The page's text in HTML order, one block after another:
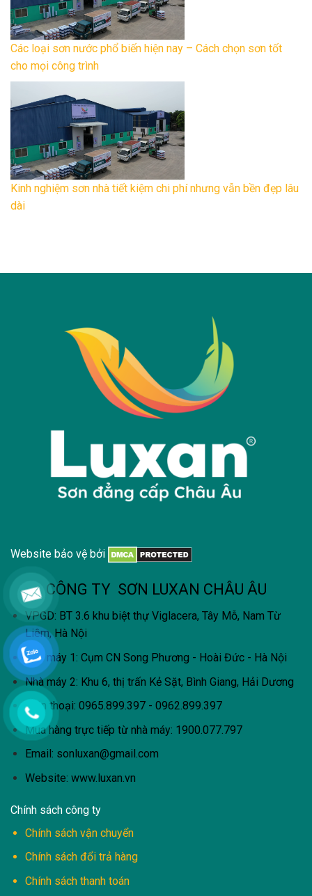
Các loại sơn nước phổ biến hiện nay – Cách chọn sơn tốt
cho mọi công trình
Kinh nghiệm sơn nhà tiết kiệm chi phí nhưng vẫn bền đẹp lâu
dài
Website bảo vệ bởi
CÔNG TY SƠN LUXAN CHÂU ÂU
VPGD: BT 3.6 khu biệt thự Viglacera, Tây Mỗ, Nam Từ
Liêm, Hà Nội
Nhà máy 1: Cụm CN Song Phương - Hoài Đức - Hà Nội
Nhà máy 2: Khu 6, thị trấn Kẻ Sặt, Bình Giang, Hải Dương
Điện thoại: 0965.899.397 - 0962.899.397
Mua hàng trực tiếp từ nhà máy: 1900.077.797
Email: sonluxan@gmail.com
Website: www.luxan.vn
Chính sách công ty
Chính sách vận chuyển
Chính sách đổi trả hàng
Chính sách thanh toán